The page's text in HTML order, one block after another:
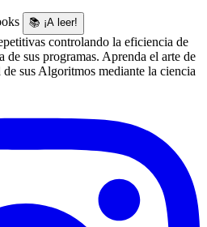
📚 ¡A leer!
controlando la eficiencia de
sus programas. Aprenda el arte de
sus Algoritmos mediante la ciencia